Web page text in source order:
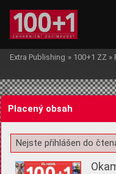
Žádost o souhlas s
Extra Publishing » 100+1 ZZ »
Placený obsah
Nejste přihlášen do